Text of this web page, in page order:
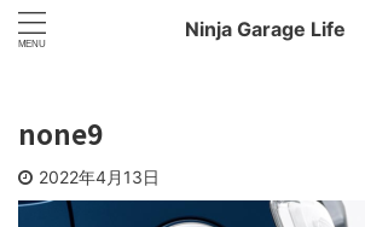
Ninja Garage Life
none9
2022年4月13日